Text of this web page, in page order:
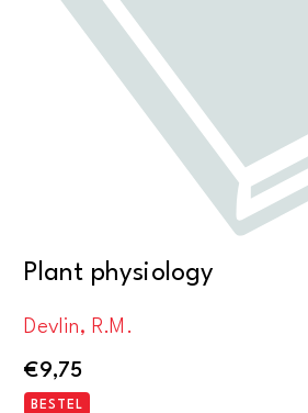
Plant physiology
Devlin, R.M.
€9,75
BESTEL